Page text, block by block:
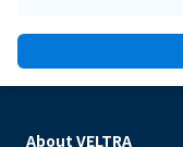
About VELTRA